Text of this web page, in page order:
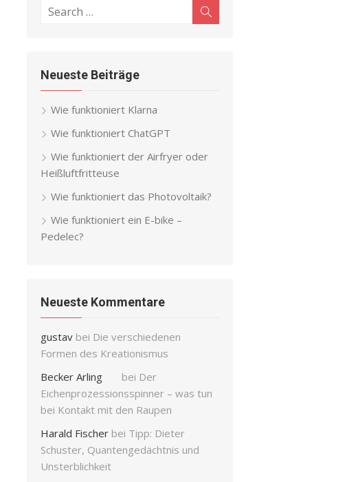
Search
Neueste Beiträge
Wie funktioniert Klarna
Wie funktioniert ChatGPT
Wie funktioniert der Airfryer oder
Heißluftfritteuse
Wie funktioniert das Photovoltaik?
Wie funktioniert ein E-bike –
Pedelec?
Neueste Kommentare
gustav bei Die verschiedenen
Formen des Kreationismus
Becker Arling
bei Der
Eichenprozessionsspinner – was tun
bei Kontakt mit den Raupen
Harald Fischer bei Tipp: Dieter
Schuster, Quantengedächtnis und
Unsterblichkeit